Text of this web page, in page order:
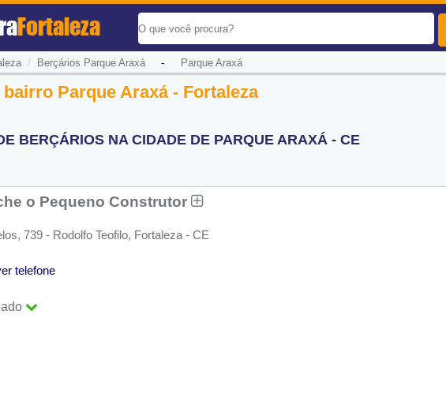
Fortaleza
/ Berçários Parque Araxá- Parque Araxá
Parque Araxá - Fortaleza
BERÇÁRIOS NA CIDADE DE PARQUE ARAXÁ - CE
o Pequeno Construtor
739 - Rodolfo Teofilo, Fortaleza - CE
telefone
18:00
18:00
18:00
18:00
18:00